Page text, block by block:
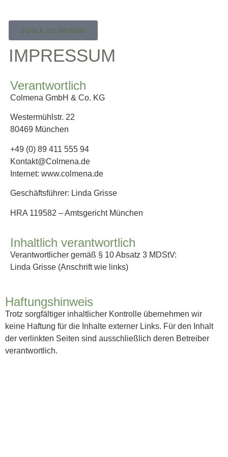
zurück zur Website
IMPRESSUM
Verantwortlich
Colmena GmbH & Co. KG
Westermühlstr. 22
80469 München
+49 (0) 89 411 555 94
Kontakt@Colmena.de
Internet: www.colmena.de
Geschäftsführer: Linda Grisse
HRA 119582 – Amtsgericht München
Inhaltlich verantwortlich
Verantwortlicher gemäß § 10 Absatz 3 MDStV:
Linda Grisse (Anschrift wie links)
Haftungshinweis
Trotz sorgfältiger inhaltlicher Kontrolle übernehmen wir
keine Haftung für die Inhalte externer Links. Für den Inhalt
der verlinkten Seiten sind ausschließlich deren Betreiber
verantwortlich.